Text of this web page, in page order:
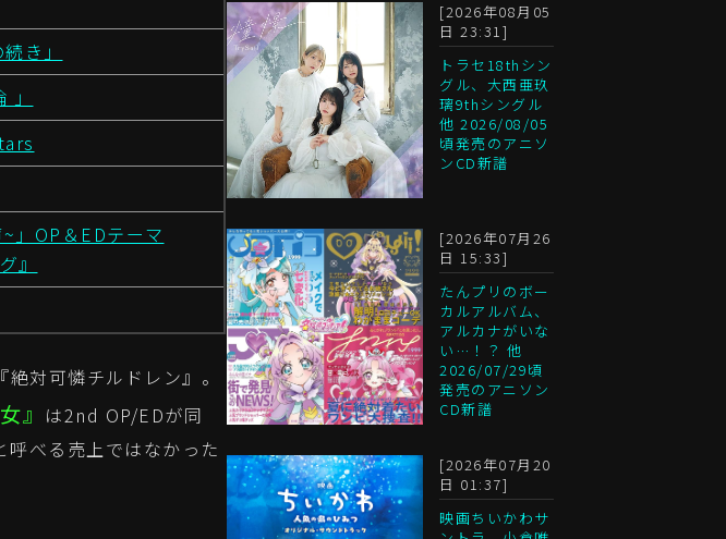
き」
」OP＆EDテーマ
』
対可憐チルドレン』。
』 は2nd OP/EDが同
べる売上ではなかった
[2026年08月05
日 23:31]
トラセ18thシン
グル、大西亜玖
璃9thシングル
他 2026/08/05
頃発売のアニソ
ンCD新譜
[2026年07月26
日 15:33]
たんプリのボー
カルアルバム、
アルカナがいな
い…！？ 他
2026/07/29頃
発売のアニソン
CD新譜
[2026年07月20
日 01:37]
映画ちいかわサ